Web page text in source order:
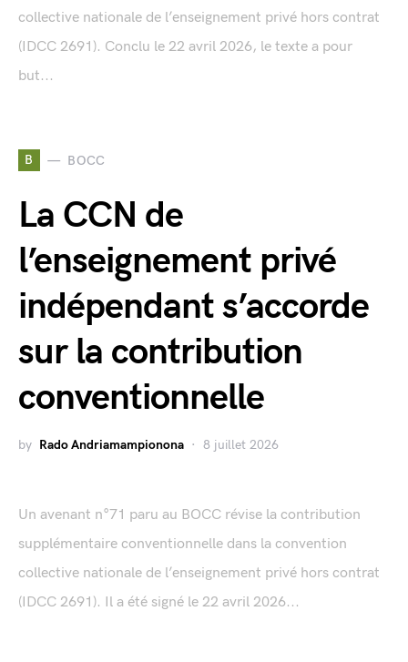
collective nationale de l’enseignement privé hors contrat
(IDCC 2691). Conclu le 22 avril 2026, le texte a pour
but...
B BOCC
La CCN de
l’enseignement privé
indépendant s’accorde
sur la contribution
conventionnelle
by Rado Andriamampionona 8 juillet 2026
Un avenant n°71 paru au BOCC révise la contribution
supplémentaire conventionnelle dans la convention
collective nationale de l’enseignement privé hors contrat
(IDCC 2691). Il a été signé le 22 avril 2026...